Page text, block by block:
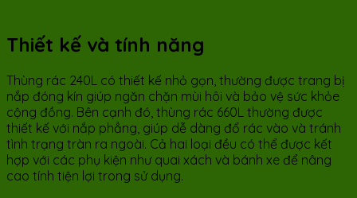
Thiết kế và tính năng
Thùng rác 240L có thiết kế nhỏ gọn, thường được trang bị
nắp đóng kín giúp ngăn chặn mùi hôi và bảo vệ sức khỏe
cộng đồng. Bên cạnh đó, thùng rác 660L thường được
thiết kế với nắp phẳng, giúp dễ dàng đổ rác vào và tránh
tình trạng tràn ra ngoài. Cả hai loại đều có thể được kết
hợp với các phụ kiện như quai xách và bánh xe để nâng
cao tính tiện lợi trong sử dụng.